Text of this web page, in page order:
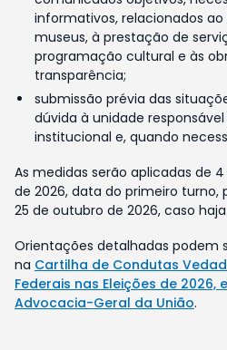
informativos, relacionados
museus, à prestação de
programação cultural e às
transparência;
submissão prévia das
dúvida à unidade
institucional e, quando
As medidas serão aplicadas de
de 2026, data do primeiro
25 de outubro de 2026, caso
Orientações detalhadas podem
na Cartilha de Condutas
Federais nas Eleições de
Advocacia-Geral da União.